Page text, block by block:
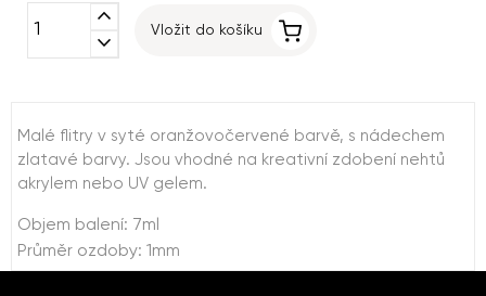
expand_less
expand_more
Vložit do košíku
Malé flitry v syté oranžovočervené barvě, s nádechem
zlatavé barvy. Jsou vhodné na kreativní zdobení nehtů
akrylem nebo UV gelem.
Objem balení: 7ml
Průměr ozdoby: 1mm